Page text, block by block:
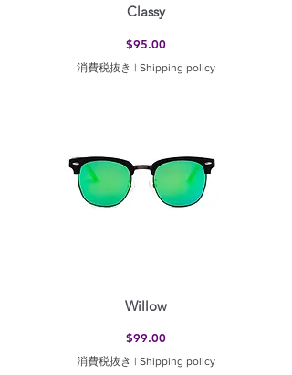
Classy
価格
$95.00
消費税抜き | Shipping policy
Willow
価格
$99.00
消費税抜き | Shipping policy